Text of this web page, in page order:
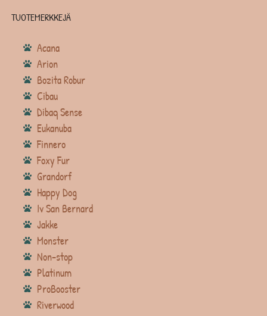
TUOTEMERKKEJÄ
Acana
Arion
Bozita Robur
Cibau
Dibaq Sense
Eukanuba
Finnero
Foxy Fur
Grandorf
Happy Dog
Iv San Bernard
Jakke
Monster
Non-stop
Platinum
ProBooster
Riverwood